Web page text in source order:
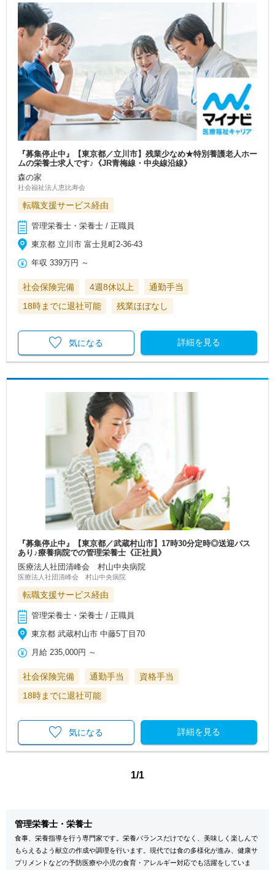
『募集停止中』【東京都／立川市】残業少なめ★特別養護老人ホー
ムの栄養士求人です♪《JR青梅線・中央線沿線》
森の家
社会福祉法人恵比寿会
転職支援サービス経由
管理栄養士・栄養士 / 正職員
東京都 立川市 富士見町2-36-43
年収 339万円 ～
社会保険完備 4週8休以上
通勤手当
18時までに退社可能
残業ほぼなし
詳細を見る
気になる
『募集停止中』【東京都／武蔵村山市】17時30分定時◎送迎バス
あり♪療養病院での管理栄養士《正社員》
医療法人社団清峰会 村山中央病院
医療法人社団清峰会 村山中央病院
転職支援サービス経由
管理栄養士・栄養士 / 正職員
東京都 武蔵村山市 中藤5丁目70
月給 235,000円 ～
社会保険完備 通勤手当
資格手当
18時までに退社可能
詳細を見る
気になる
1/1
管理栄養士・栄養士
食事、栄養指導を行う専門家です。栄養バランスだけでなく、美味しく楽しんで
もらえるよう献立の作成や調理を行います。現代では食の多様化が進み、健康サ
プリメントなどの予防医療や小児の食育・アレルギー対応でも活躍をしていま